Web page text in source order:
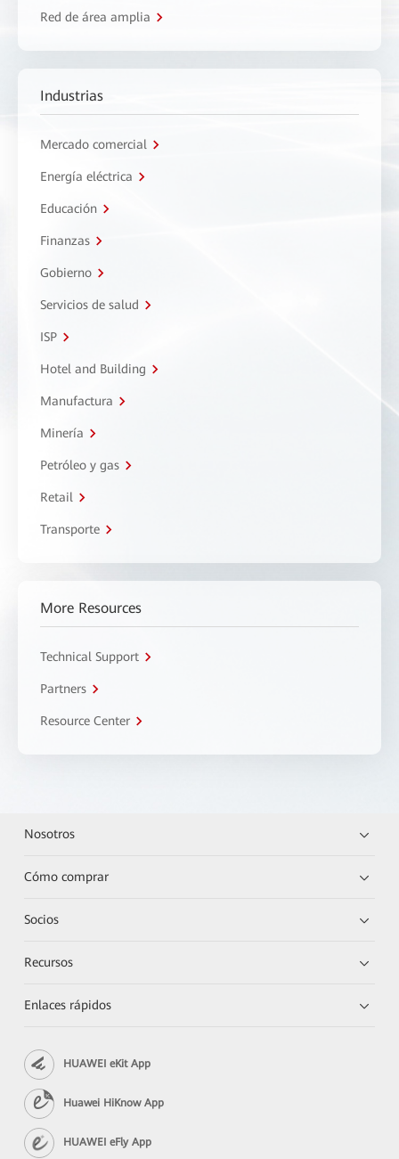
Red de área amplia
Industrias
Mercado comercial
Energía eléctrica
Educación
Finanzas
Gobierno
Servicios de salud
ISP
Hotel and Building
Manufactura
Minería
Petróleo y gas
Retail
Transporte
More Resources
Technical Support
Partners
Resource Center
Nosotros
Cómo comprar
Socios
Recursos
Enlaces rápidos
HUAWEI eKit App
Huawei HiKnow App
HUAWEI eFly App